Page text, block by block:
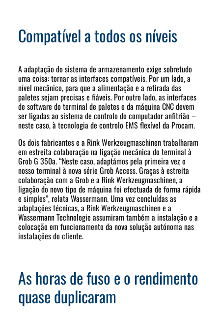
Compatível a todos os níveis
A adaptação do sistema de armazenamento exige sobretudo
uma coisa: tornar as interfaces compatíveis. Por um lado, a
nível mecânico, para que a alimentação e a retirada das
paletes sejam precisas e fiáveis. Por outro lado, as interfaces
de software do terminal de paletes e da máquina CNC devem
ser ligadas ao sistema de controlo do computador anfitrião –
neste caso, à tecnologia de controlo EMS flexível da Procam.
Os dois fabricantes e a Rink Werkzeugmaschinen trabalharam
em estreita colaboração na ligação mecânica do terminal à
Grob G 350a. “Neste caso, adaptámos pela primeira vez o
nosso terminal à nova série Grob Access. Graças à estreita
colaboração com a Grob e a Rink Werkzeugmaschinen, a
ligação do novo tipo de máquina foi efectuada de forma rápida
e simples”, relata Wassermann. Uma vez concluídas as
adaptações técnicas, a Rink Werkzeugmaschinen e a
Wassermann Technologie assumiram também a instalação e a
colocação em funcionamento da nova solução autónoma nas
instalações do cliente.
As horas de fuso e o rendimento
quase duplicaram